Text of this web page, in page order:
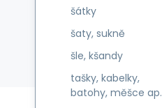
šátky
šaty, sukně
šle, kšandy
tašky, kabelky,
batohy, měšce ap.